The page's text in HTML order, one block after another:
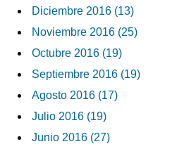
Diciembre 2016 (13)
Noviembre 2016 (25)
Octubre 2016 (19)
Septiembre 2016 (19)
Agosto 2016 (17)
Julio 2016 (19)
Junio 2016 (27)